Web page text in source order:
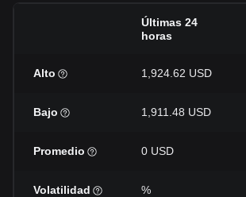
Últimas 24
horas
Alto 1,924.62 USD
Bajo 1,911.48 USD
Promedio 0 USD
Volatilidad %